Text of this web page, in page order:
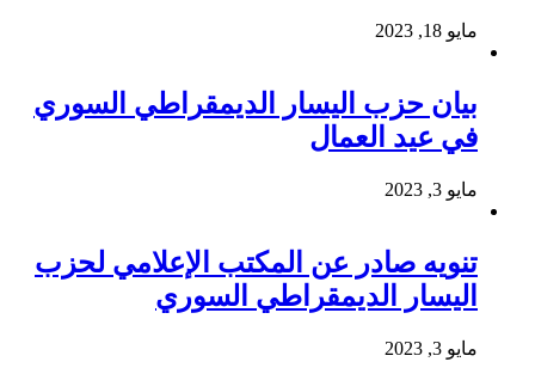
مايو 18, 2023
بيان حزب اليسار الديمقراطي السوري
في عيد العمال
مايو 3, 2023
تنويه صادر عن المكتب الإعلامي لحزب
اليسار الديمقراطي السوري
مايو 3, 2023